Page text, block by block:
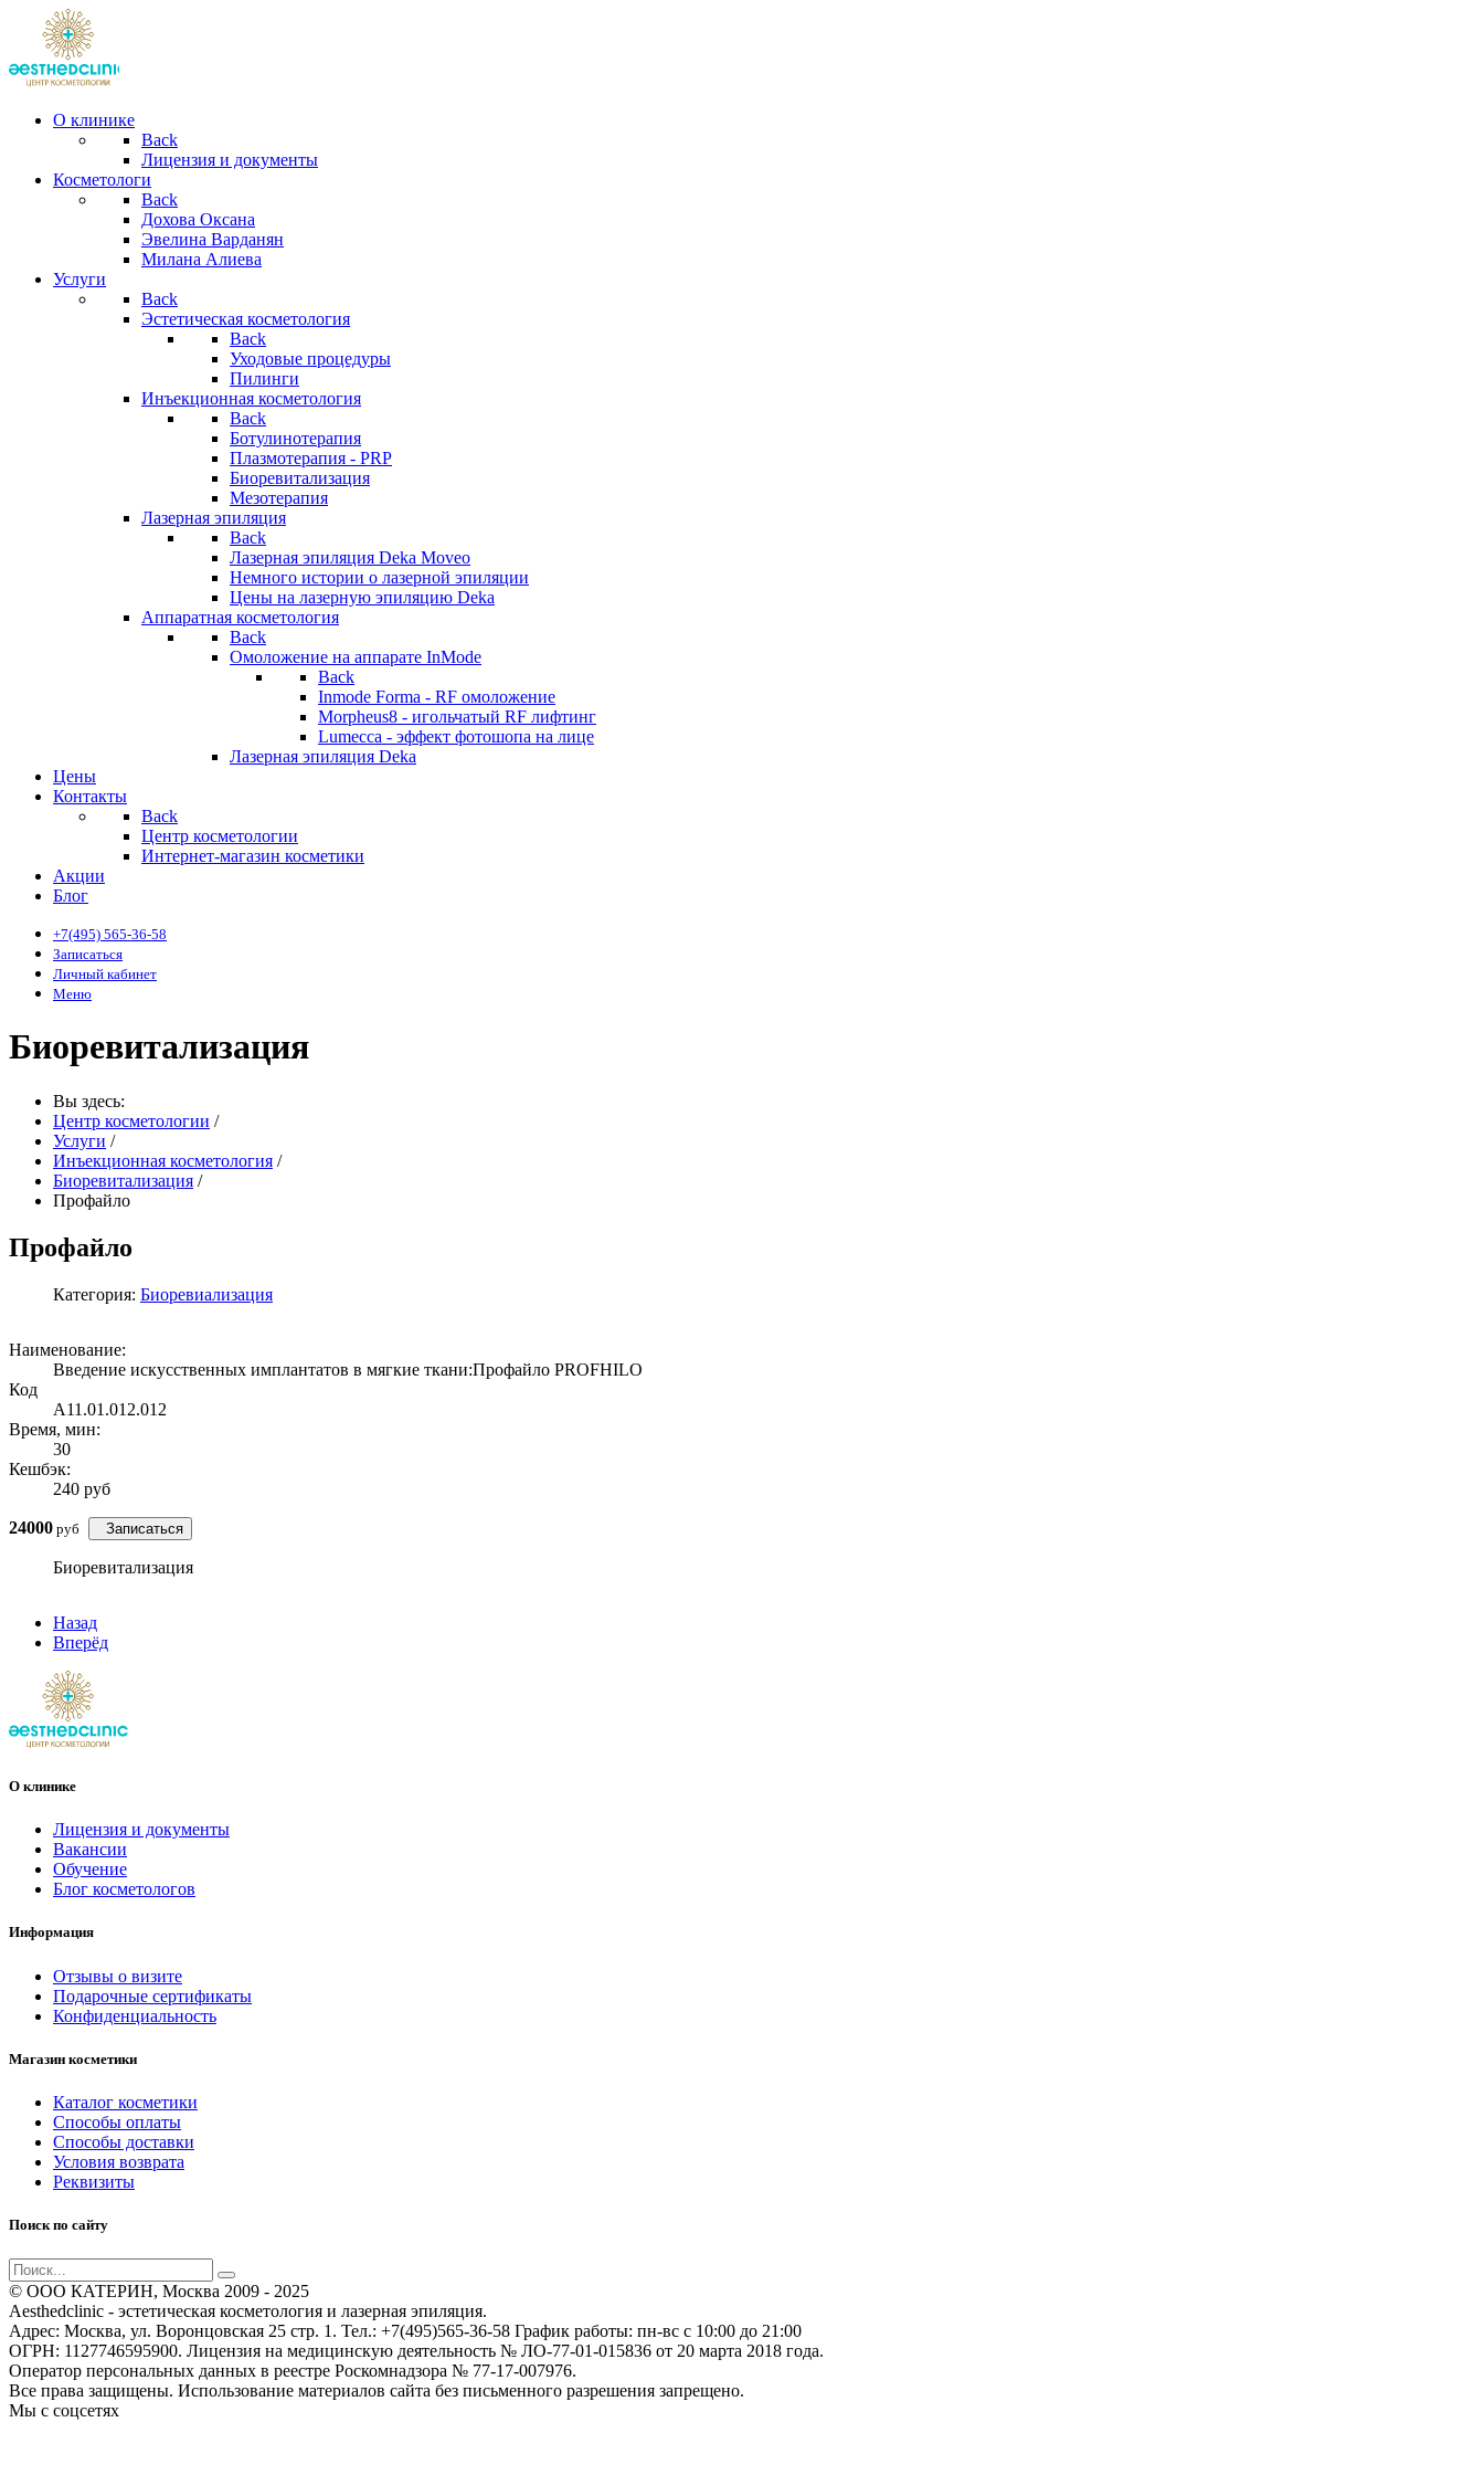
О клинике
Back
Лицензия и документы
Косметологи
Back
Дохова Оксана
Эвелина Варданян
Милана Алиева
Услуги
Back
Эстетическая косметология
Back
Уходовые процедуры
Пилинги
Инъекционная косметология
Back
Ботулинотерапия
Плазмотерапия - PRP
Биоревитализация
Мезотерапия
Лазерная эпиляция
Back
Лазерная эпиляция Deka Moveo
Немного истории о лазерной эпиляции
Цены на лазерную эпиляцию Deka
Аппаратная косметология
Back
Омоложение на аппарате InMode
Back
Inmode Forma - RF омоложение
Morpheus8 - игольчатый RF лифтинг
Lumecca - эффект фотошопа на лице
Лазерная эпиляция Deka
Цены
Контакты
Back
Центр косметологии
Интернет-магазин косметики
Акции
Блог
+7(495) 565-36-58
Записаться
Личный кабинет
Меню
Биоревитализация
Вы здесь:
Центр косметологии /
Услуги /
Инъекционная косметология /
Биоревитализация /
Профайло
Профайло
Категория: Биоревиализация
Наименование:
Введение искусственных имплантатов в мягкие ткани:Профайло PROFHILO
Код
A11.01.012.012
Время, мин:
30
Кешбэк:
240 руб
24000 руб Записаться
Биоревитализация
Назад
Вперёд
О клинике
Лицензия и документы
Вакансии
Обучение
Блог косметологов
Информация
Отзывы о визите
Подарочные сертификаты
Конфиденциальность
Магазин косметики
Каталог косметики
Способы оплаты
Способы доставки
Условия возврата
Реквизиты
Поиск по сайту
© ООО КАТЕРИН, Москва 2009 - 2025
Aesthedclinic - эстетическая косметология и лазерная эпиляция.
Адрес: Москва, ул. Воронцовская 25 стр. 1. Тел.: +7(495)565-36-58 График работы: пн-вс c 10:00 до 21:00
ОГРН: 1127746595900. Лицензия на медицинскую деятельность № ЛО-77-01-015836 от 20 марта 2018 года.
Оператор персональных данных в реестре Роскомнадзора № 77-17-007976.
Все права защищены. Использование материалов сайта без письменного разрешения запрещено.
Мы с соцсетях